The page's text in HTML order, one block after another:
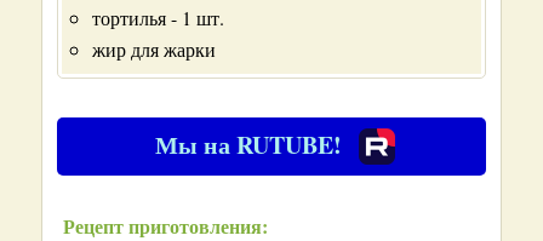
тортилья - 1 шт.
жир для жарки
Мы на RUTUBE!
Рецепт приготовления: